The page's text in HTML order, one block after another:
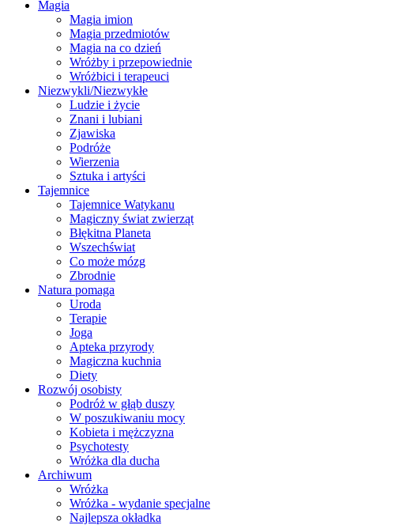
Magia
Magia imion
Magia przedmiotów
Magia na co dzień
Wróżby i przepowiednie
Wróżbici i terapeuci
Niezwykli/Niezwykłe
Ludzie i życie
Znani i lubiani
Zjawiska
Podróże
Wierzenia
Sztuka i artyści
Tajemnice
Tajemnice Watykanu
Magiczny świat zwierząt
Błękitna Planeta
Wszechświat
Co może mózg
Zbrodnie
Natura pomaga
Uroda
Terapie
Joga
Apteka przyrody
Magiczna kuchnia
Diety
Rozwój osobisty
Podróż w głąb duszy
W poszukiwaniu mocy
Kobieta i mężczyzna
Psychotesty
Wróżka dla ducha
Archiwum
Wróżka
Wróżka - wydanie specjalne
Najlepsza okładka